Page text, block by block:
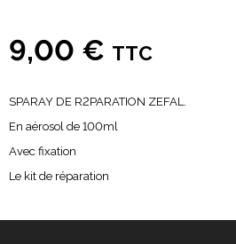
9,00 € TTC
SPARAY DE R2PARATION ZEFAL.
En aérosol de 100ml
Avec fixation
Le kit de réparation